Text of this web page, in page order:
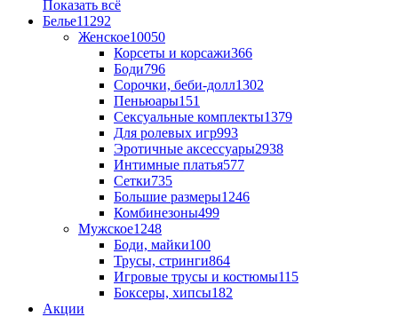
Показать всё
Белье11292
Женское10050
Корсеты и корсажи366
Боди796
Сорочки, беби-долл1302
Пеньюары151
Сексуальные комплекты1379
Для ролевых игр993
Эротичные аксессуары2938
Интимные платья577
Сетки735
Большие размеры1246
Комбинезоны499
Мужское1248
Боди, майки100
Трусы, стринги864
Игровые трусы и костюмы115
Боксеры, хипсы182
Акции